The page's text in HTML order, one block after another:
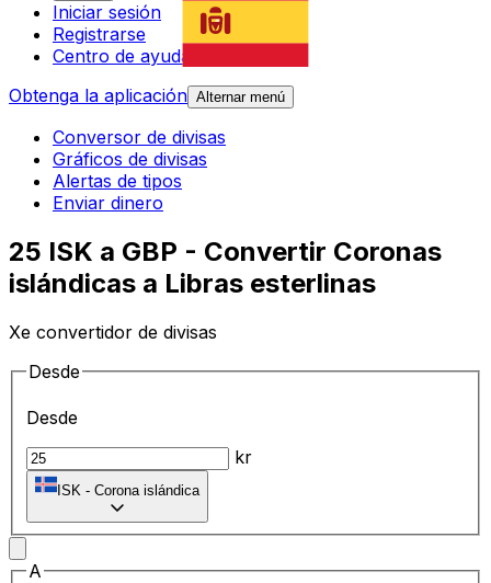
Iniciar sesión
Registrarse
Centro de ayuda
Obtenga la aplicación Alternar menú
Conversor de divisas
Gráficos de divisas
Alertas de tipos
Enviar dinero
25 ISK a GBP - Convertir Coronas
islándicas a Libras esterlinas
Xe convertidor de divisas
Desde
Desde
kr
ISK - Corona islándica
A